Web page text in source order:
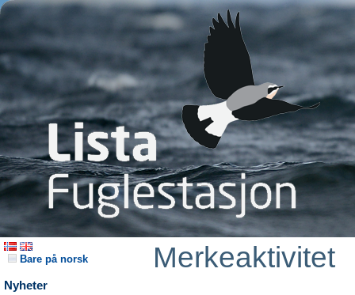
Bare på norsk
Nyheter
Merkeaktivitet